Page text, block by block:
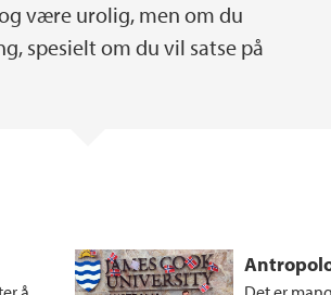
være urolig, men om du
spesielt om du vil satse på